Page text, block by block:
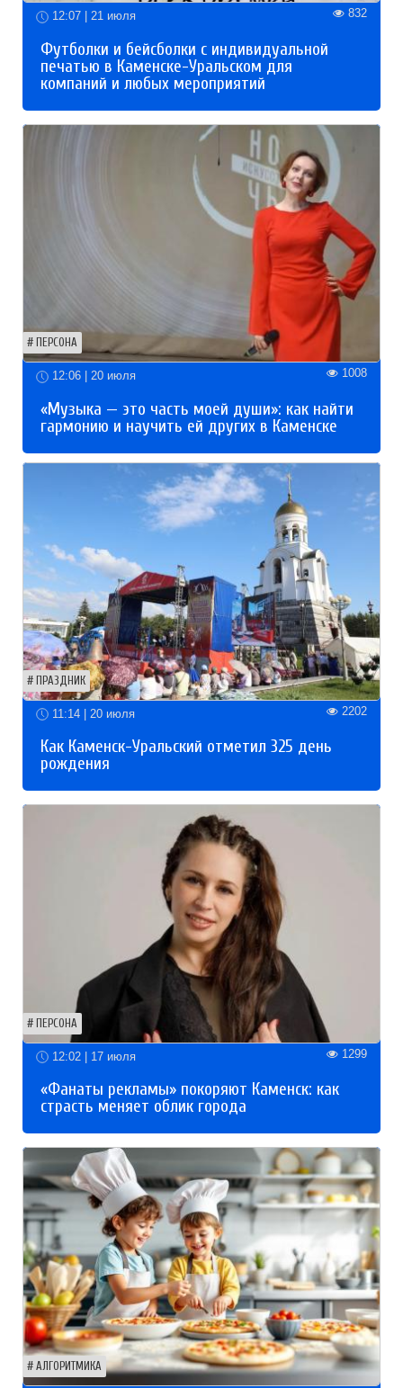
12:07 | 21 июля 832
Футболки и бейсболки с индивидуальной
печатью в Каменске-Уральском для
компаний и любых мероприятий
ПЕРСОНА
12:06 | 20 июля 1008
«Музыка — это часть моей души»: как найти
гармонию и научить ей других в Каменске
ПРАЗДНИК
11:14 | 20 июля 2202
Как Каменск-Уральский отметил 325 день
рождения
ПЕРСОНА
12:02 | 17 июля 1299
«Фанаты рекламы» покоряют Каменск: как
страсть меняет облик города
АЛГОРИТМИКА